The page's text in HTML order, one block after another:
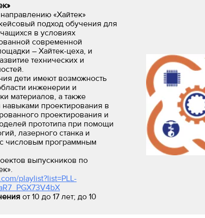
«Хайтек»
подход обучения для
в условиях
современной
– Хайтек-цеха, и
технических и
имеют возможность
инженерии и
материалов, а также
проектирования в
проектирования и
прототипа при помощи
лазерного станка и
числовым программным
выпускников по
playlist?list=PLL-
от 10 до 17 лет; до 10